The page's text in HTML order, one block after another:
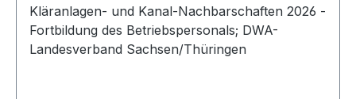
Kläranlagen- und Kanal-Nachbarschaften 2026 -
Fortbildung des Betriebspersonals; DWA-
Landesverband Sachsen/Thüringen